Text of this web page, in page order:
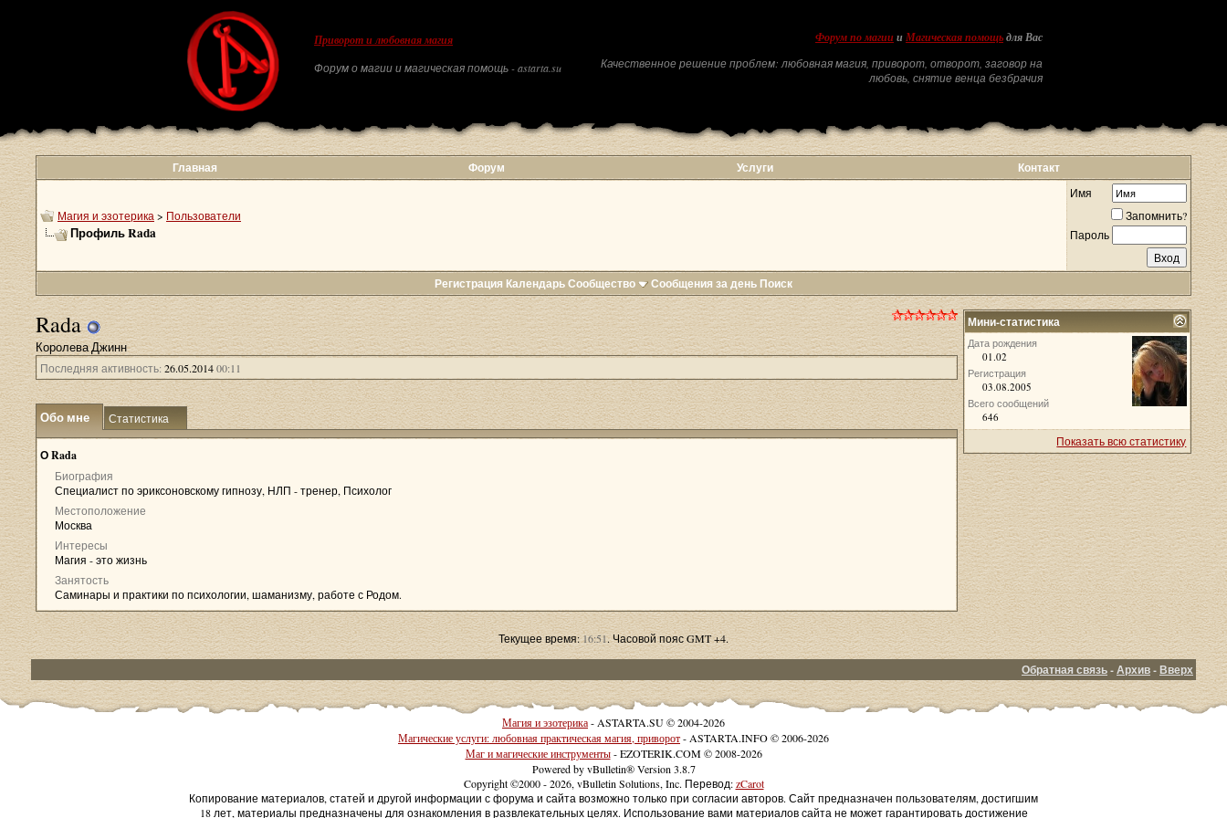
Приворот и любовная магия
Форум о магии и магическая помощь - astarta.su
Форум по магии и Магическая помощь для Вас
Качественное решение проблем: любовная магия, приворот, отворот, заговор на
любовь, снятие венца безбрачия
Главная Форум Услуги Контакт
Магия и эзотерика > Пользователи
Профиль Rada
Имя
Запомнить?
Пароль
Регистрация КалендарьСообщество Сообщения за день Поиск
Rada
Королева Джинн
Последняя активность: 26.05.201400:11
Обо мне Статистика
О Rada
Биография
Специалист по эриксоновскому гипнозу, НЛП - тренер, Психолог
Местоположение
Москва
Интересы
Магия - это жизнь
Занятость
Саминары и практики по психологии, шаманизму, работе с Родом.
Мини-статистика
Дата рождения
01.02
Регистрация
03.08.2005
Всего сообщений
646
Показать всю статистику
Текущее время:16:51. Часовой пояс GMT +4.
Обратная связь-Архив-Вверх
Магия и эзотерика- ASTARTA.SU © 2004-2026
Магические услуги: любовная практическая магия, приворот- ASTARTA.INFO © 2006-2026
Маг и магические инструменты- EZOTERIK.COM © 2008-2026
Powered by vBulletin® Version 3.8.7
Copyright ©2000 - 2026, vBulletin Solutions, Inc. Перевод:zCarot
Копирование материалов, статей и другой информации с форума и сайта возможно только при согласии авторов. Сайт предназначен пользователям, достигшим
18 лет, материалы предназначены для ознакомления в развлекательных целях. Использование вами материалов сайта не может гарантировать достижение